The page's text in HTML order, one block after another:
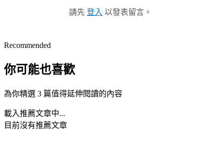
請先 登入 以發表留言。
Recommended
你可能也喜歡
為你精選 3 篇值得延伸閱讀的內容
載入推薦文章中...
目前沒有推薦文章